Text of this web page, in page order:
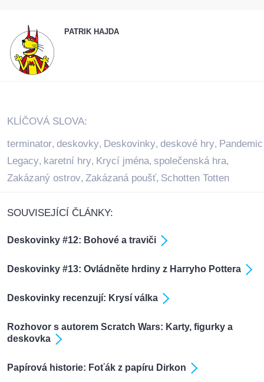
PATRIK HAJDA
KLÍČOVÁ SLOVA:
terminator, deskovky, Deskovinky, deskové hry, Pandemic
Legacy, karetní hry, Krycí jména, společenská hra,
Zakázaný ostrov, Zakázaná poušť, Schotten Totten
SOUVISEJÍCÍ ČLÁNKY:
Deskovinky #12: Bohové a traviči
Deskovinky #13: Ovládněte hrdiny z Harryho Pottera
Deskovinky recenzují: Krysí válka
Rozhovor s autorem Scratch Wars: Karty, figurky a
deskovka
Papírová historie: Foťák z papíru Dirkon